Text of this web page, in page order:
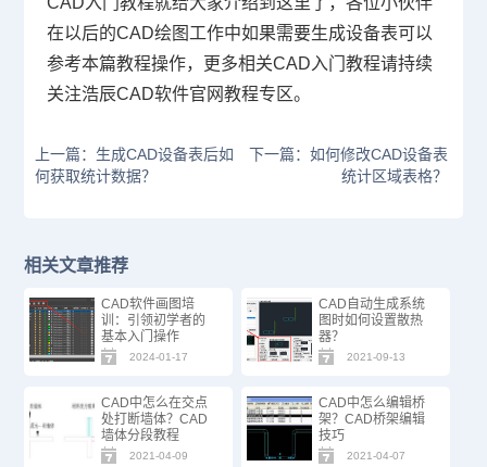
在以后的CAD绘图 工作中如果需要生成设备表可以
参考本篇教程操作，更多相关CAD入门教程请持续
关注浩辰CAD软件官网教程专区。
上一篇：生成CAD设备表后如
何获取统计数据？
下一篇：如何修改CAD设备表
统计区域表格？
相关文章推荐
CAD软件画图培
训：引领初学者的
基本入门操作
2024-01-17
CAD自动生成系统
图时如何设置散热
器？
2021-09-13
CAD中怎么在交点
处打断墙体？CAD
墙体分段教程
2021-04-09
CAD中怎么编辑桥
架？CAD桥架编辑
技巧
2021-04-07